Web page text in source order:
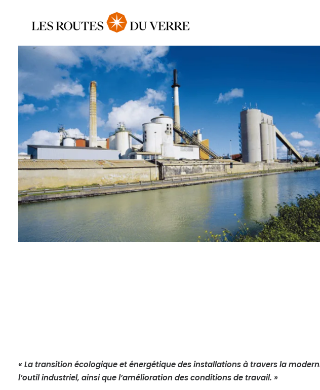
« La transition écologique et énergétique des installations à travers la
l’outil industriel, ainsi que l’amélioration des conditions de travail. »